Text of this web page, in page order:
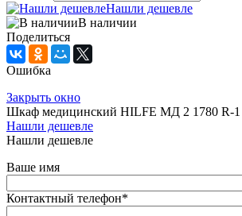
Нашли дешевле
В наличии
Поделиться
Ошибка
Закрыть окно
Шкаф медицинский HILFE МД 2 1780 R-1
Нашли дешевле
Нашли дешевле
Ваше имя
Контактный телефон*